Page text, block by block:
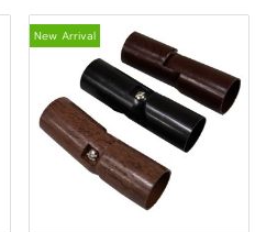
New Arrival